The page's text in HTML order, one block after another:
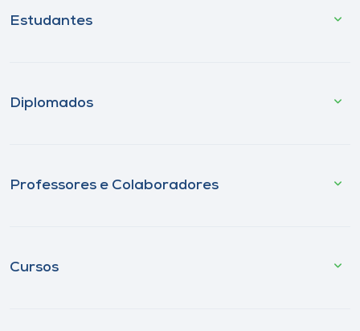
Estudantes
Diplomados
Professores e Colaboradores
Cursos